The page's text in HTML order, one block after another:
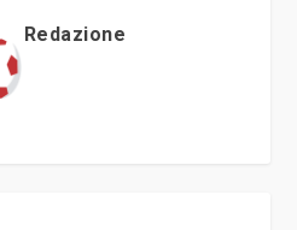
Redazione